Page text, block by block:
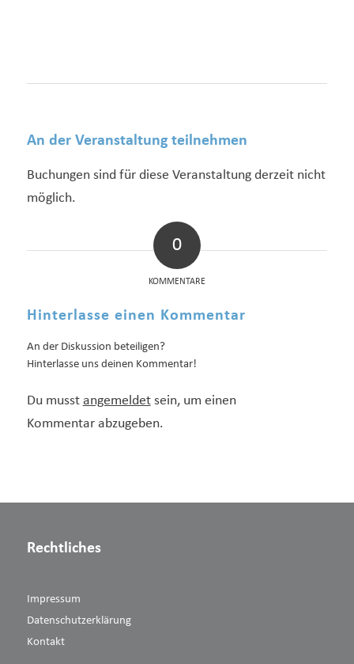
An der Veranstaltung teilnehmen
Buchungen sind für diese Veranstaltung derzeit nicht
möglich.
0
KOMMENTARE
Hinterlasse einen Kommentar
An der Diskussion beteiligen?
Hinterlasse uns deinen Kommentar!
Du musst angemeldetsein, um einen
Kommentar abzugeben.
Rechtliches
Impressum
Datenschutzerklärung
Kontakt